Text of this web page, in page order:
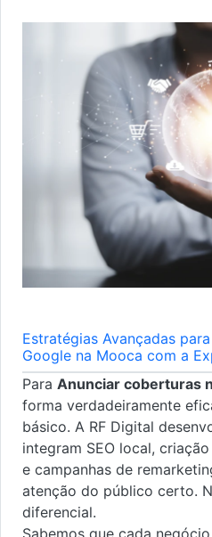
Estratégias Avançadas
Google na Mooca com a
Para Anunciar coberturas
forma verdadeiramente
básico. A RF Digital
integram SEO local,
e campanhas de
atenção do público certo.
diferencial.